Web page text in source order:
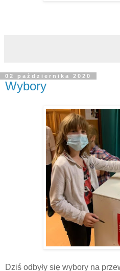
02 października 2020
Wybory
Dziś odbyły się wybory na